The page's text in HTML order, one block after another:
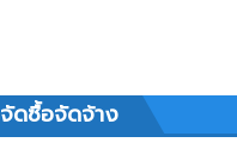
ดซื้อจัดจ้าง